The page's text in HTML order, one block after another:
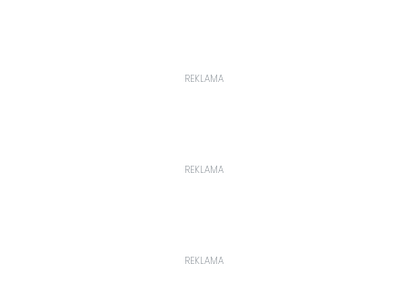
REKLAMA
REKLAMA
REKLAMA